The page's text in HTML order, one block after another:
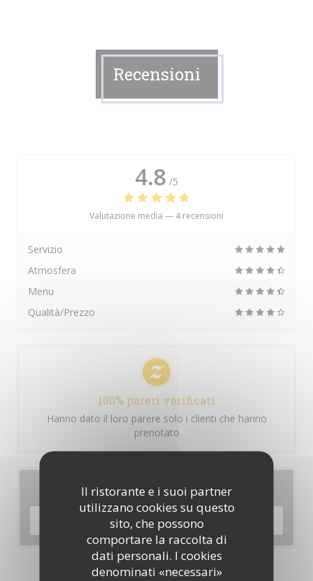
Il ristorante e i suoi partner
utilizzano cookies su questo
sito, che possono
comportare la raccolta di
dati personali. I cookies
denominati «necessari»
Recensioni
4.8 /5
Valutazione media — 4 recensioni
Servizio
Atmosfera
Menu
Qualità/Prezzo
100% pareri verificati
Hanno dato il loro parere solo i clienti che hanno
prenotato
Menu
SCOPRI LA NOSTRA CARTA